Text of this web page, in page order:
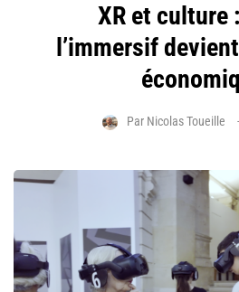
XR et culture
l’immersif
Par Nicolas Toueille